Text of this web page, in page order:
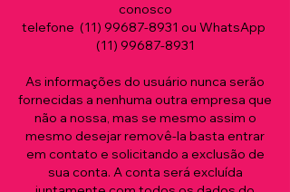
conosco
telefone (11) 99687-8931 ou WhatsApp
(11) 99687-8931
As informações do usuário nunca serão
fornecidas a nenhuma outra empresa que
não a nossa, mas se mesmo assim o
mesmo desejar removê-la basta entrar
em contato e solicitando a exclusão de
sua conta. A conta será excluída